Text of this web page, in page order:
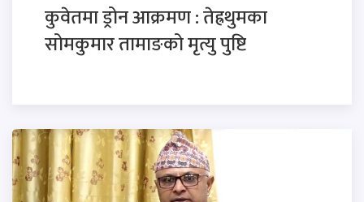
कुवेतमा ड्रोन आक्रमण : तेह्रथुमका
सोमकुमार तामाङको मृत्यु पुष्टि